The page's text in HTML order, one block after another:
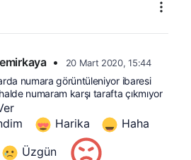
• 20 Mart 2020, 15:44
numara görüntüleniyor ibaresi
numaram karşı tarafta çıkmıyor
Harika
Haha
Üzgün